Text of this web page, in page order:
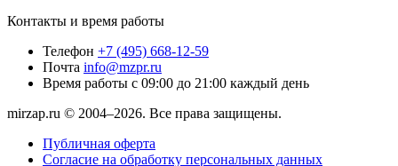
Контакты и время работы
Телефон +7 (495) 668-12-59
Почта info@mzpr.ru
Время работы с 09:00 до 21:00 каждый день
mirzap.ru © 2004–2026. Все права защищены.
Публичная оферта
Согласие на обработку персональных данных